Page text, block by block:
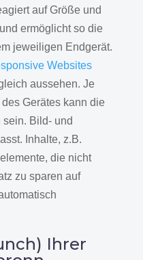
auf Größe und
ermöglicht so die
jeweiligen Endgerät.
Websites
aussehen. Je
Gerätes kann die
Bild- und
Inhalte, z.B.
die nicht
zu sparen auf
Ihrer